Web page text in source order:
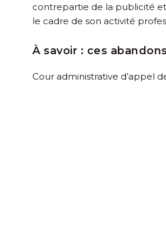
contrepartie de la publicité
le cadre de son activité
À savoir : ces
Cour administrative d’appel